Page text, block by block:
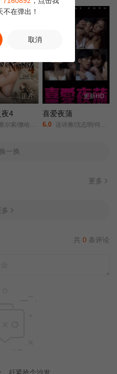
正片
夜4
纳莱斯/阿尔比·卡西诺/Marco Mora/
更新HD
喜爱夜蒲
6.0 连诗雅/沈志明/何佩瑜/陈柏宇/
一换
更多
共 0 条评论
赶紧抢个沙发
在弹出！
取消